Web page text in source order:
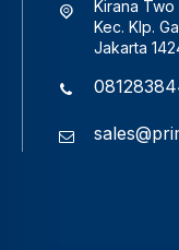
Kirana Two
Kec. Klp.
Jakarta